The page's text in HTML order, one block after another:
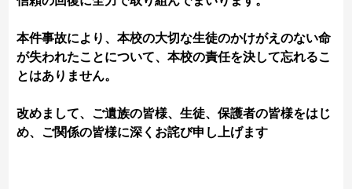
本件事故により、本校の大切な生徒のかけがえのない命
が失われたことについて、本校の責任を決して忘れるこ
とはありません。
改めまして、ご遺族の皆様、生徒、保護者の皆様をはじ
め、ご関係の皆様に深くお詫び申し上げます